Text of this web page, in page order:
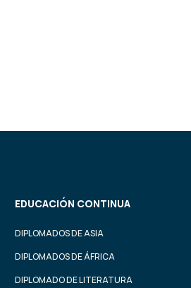
EDUCACIÓN CONTINUA
DIPLOMADOS DE ASIA
DIPLOMADOS DE ÁFRICA
DIPLOMADO DE LITERATURA